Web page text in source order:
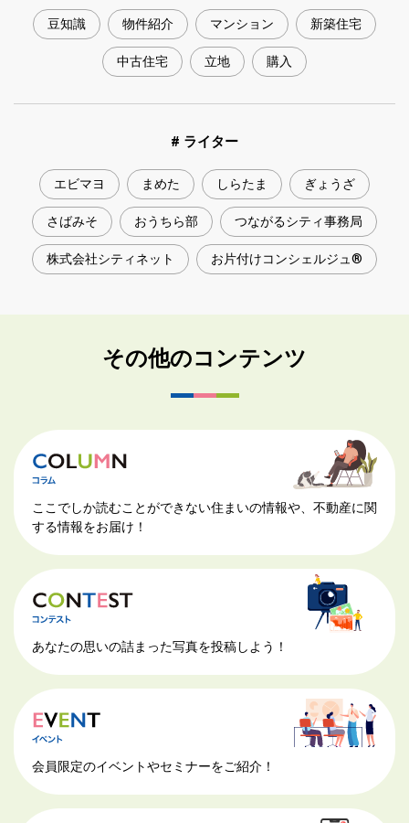
豆知識 物件紹介 マンション 新築住宅
中古住宅 立地 購入
# ライター
エビマヨ まめた しらたま ぎょうざ
さばみそ おうちら部 つながるシティ事務局
株式会社シティネット お片付けコンシェルジュ®
その他のコンテンツ
ここでしか読むことができない住まいの情報や、不動産に関
する情報をお届け！
あなたの思いの詰まった写真を投稿しよう！
会員限定のイベントやセミナーをご紹介！